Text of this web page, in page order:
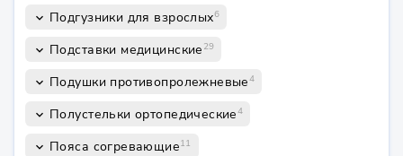
keyboard_arrow_down Подгузники для взрослых6
keyboard_arrow_down Подставки медицинские 29
keyboard_arrow_down Подушки противопролежневые4
keyboard_arrow_down Полустельки ортопедические4
keyboard_arrow_down Пояса согревающие11